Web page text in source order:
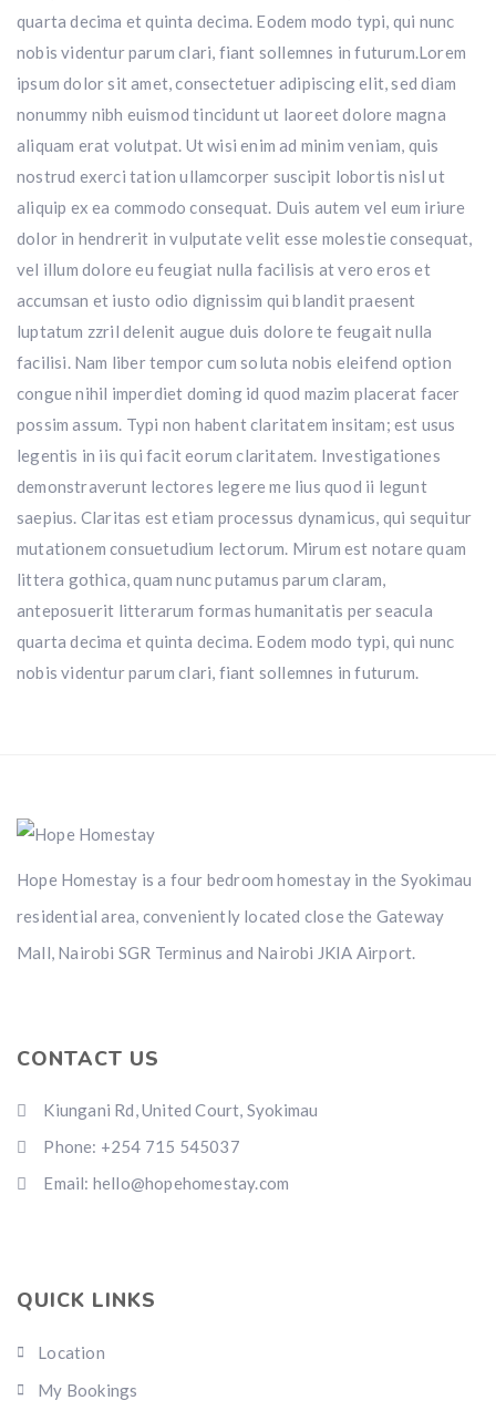
quarta decima et quinta decima. Eodem modo typi, qui nunc
nobis videntur parum clari, fiant sollemnes in futurum.Lorem
ipsum dolor sit amet, consectetuer adipiscing elit, sed diam
nonummy nibh euismod tincidunt ut laoreet dolore magna
aliquam erat volutpat. Ut wisi enim ad minim veniam, quis
nostrud exerci tation ullamcorper suscipit lobortis nisl ut
aliquip ex ea commodo consequat. Duis autem vel eum iriure
dolor in hendrerit in vulputate velit esse molestie consequat,
vel illum dolore eu feugiat nulla facilisis at vero eros et
accumsan et iusto odio dignissim qui blandit praesent
luptatum zzril delenit augue duis dolore te feugait nulla
facilisi. Nam liber tempor cum soluta nobis eleifend option
congue nihil imperdiet doming id quod mazim placerat facer
possim assum. Typi non habent claritatem insitam; est usus
legentis in iis qui facit eorum claritatem. Investigationes
demonstraverunt lectores legere me lius quod ii legunt
saepius. Claritas est etiam processus dynamicus, qui sequitur
mutationem consuetudium lectorum. Mirum est notare quam
littera gothica, quam nunc putamus parum claram,
anteposuerit litterarum formas humanitatis per seacula
quarta decima et quinta decima. Eodem modo typi, qui nunc
nobis videntur parum clari, fiant sollemnes in futurum.
Hope Homestay is a four bedroom homestay in the Syokimau
residential area, conveniently located close the Gateway
Mall, Nairobi SGR Terminus and Nairobi JKIA Airport.
CONTACT US
Kiungani Rd, United Court, Syokimau
Phone: +254 715 545037
Email: hello@hopehomestay.com
QUICK LINKS
Location
My Bookings